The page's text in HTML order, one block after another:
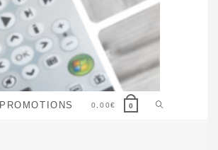
PROMOTIONS 0,00€ 0 Toggle